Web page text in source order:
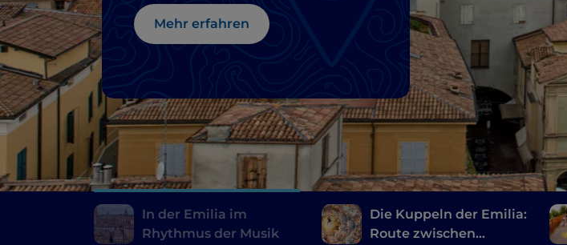
Mehr erfahren
In der Emilia im
Rhythmus der Musik
Die Kuppeln der Emilia:
Route zwischen